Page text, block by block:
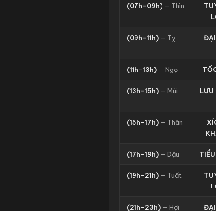
(07h-09h) — Thìn
(09h-11h) — Tỵ ĐẠI
(11h-13h) — Ngọ
(13h-15h) — Mùi LƯU
(15h-17h) — Thân
(17h-19h) — Dậu
(19h-21h) — Tuất
(21h-23h) — Hợi ĐẠI